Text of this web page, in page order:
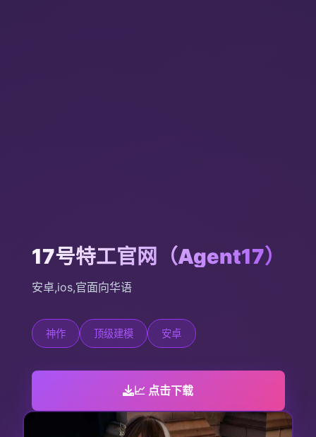
17号特工官网（Agent17）
安卓,ios,官面向华语
神作 顶级建模 安卓
📈 点击下载